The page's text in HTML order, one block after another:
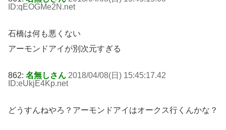
ID:qEOGMe2N .net
石橋は何も悪くない
アーモンドアイが別次元すぎる
862: 名無しさん 2018/04/08(日) 15:45:17.42
ID:eUkjE4Kp.net
どうすんねやろ？アーモンドアイはオークス行くんかな？